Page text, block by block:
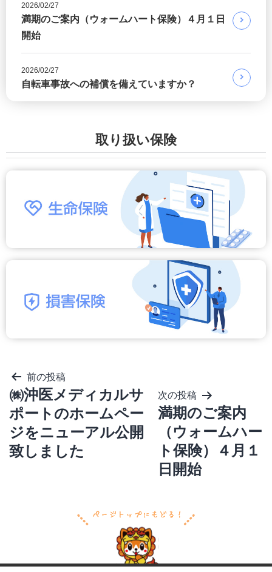
2026/02/27
満期のご案内（ウォームハート保険）４月１日
開始
2026/02/27
自転車事故への補償を備えていますか？
取り扱い保険
投
稿
ナ
ビ
ゲ
ー
シ
ョ
前の投稿
㈱沖医メディカルサ
ポートのホームペー
ジをニューアル公開
致しました
次の投稿
満期のご案内
（ウォームハー
ト保険）４月１
日開始